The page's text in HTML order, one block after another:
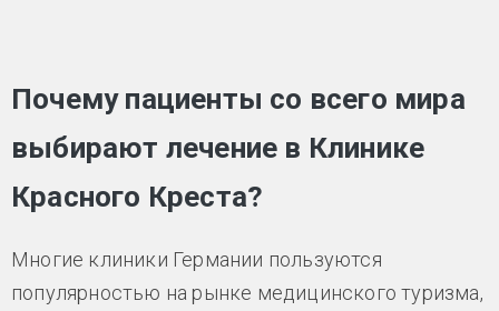
Почему пациенты со всего мира
выбирают лечение в Клинике
Красного Креста?
Многие клиники Германии пользуются
популярностью на рынке медицинского туризма,